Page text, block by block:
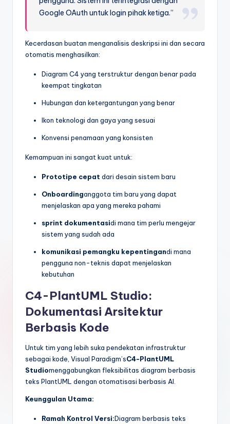
Google OAuth untuk login pihak ketiga.”
Kecerdasan buatan menganalisis deskripsi ini dan secara
otomatis menghasilkan:
Diagram C4 yang terstruktur dengan benar pada
keempat tingkatan
Hubungan dan ketergantungan yang benar
Ikon teknologi dan gaya yang sesuai
Konvensi penamaan yang konsisten
Kemampuan ini sangat kuat untuk:
Prototipe cepat dari desain sistem baru
Onboardinganggota tim baru yang dapat
menjelaskan apa yang mereka pahami
sprint dokumentasidi mana tim perlu mengejar
sistem yang sudah ada
komunikasi pemangku kepentingandi mana
pengguna non-teknis dapat menjelaskan
kebutuhan
C4-PlantUML Studio:
Dokumentasi Arsitektur
Berbasis Kode
Untuk tim yang lebih suka pendekatan infrastruktur
sebagai kode, Visual Paradigm’sC4-PlantUML
Studiomenggabungkan fleksibilitas diagram berbasis
teks PlantUML dengan otomatisasi berbasis AI.
Keunggulan Utama:
Ramah Kontrol Versi:Diagram berbasis teks